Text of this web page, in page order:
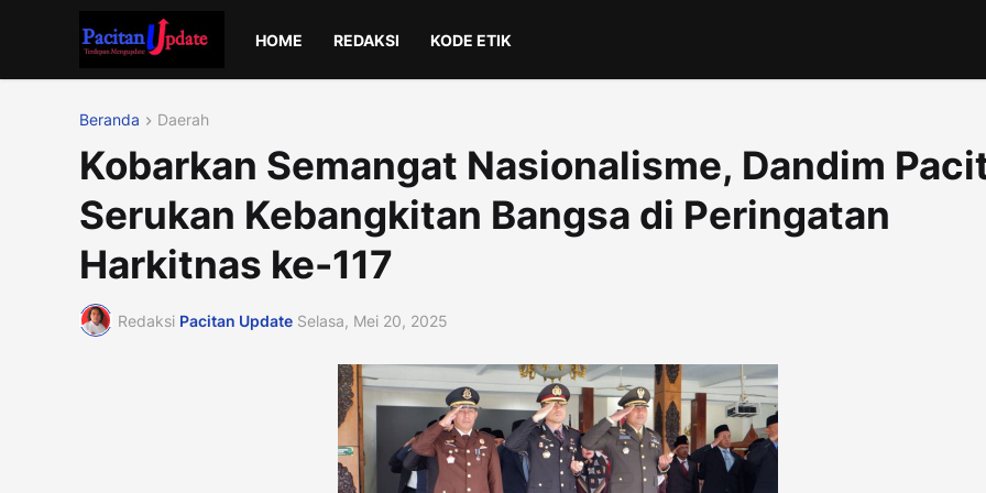
HOME REDAKSI KODE ETIK
Beranda Daerah
Kobarkan Semangat Nasionalisme, Dandim
Serukan Kebangkitan Bangsa di Peringatan
Harkitnas ke-117
Redaksi Pacitan Update Selasa, Mei 20, 2025